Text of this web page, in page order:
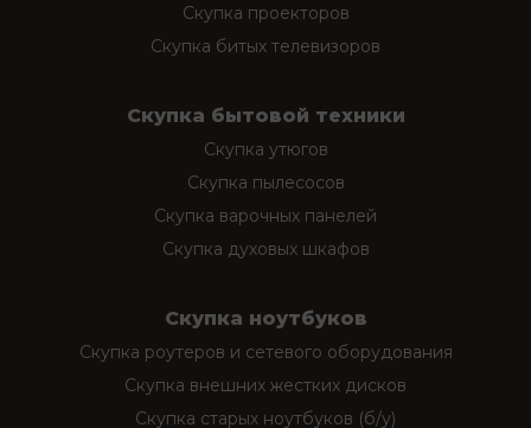
Скупка проекторов
Скупка битых телевизоров
Скупка бытовой техники
Скупка утюгов
Скупка пылесосов
Скупка варочных панелей
Скупка духовых шкафов
Скупка ноутбуков
Скупка роутеров и сетевого оборудования
Скупка внешних жестких дисков
Скупка старых ноутбуков (б/у)